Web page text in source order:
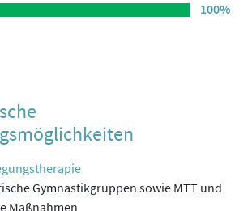
100%
Gymnastikgruppen sowie MTT und
Maßnahmen